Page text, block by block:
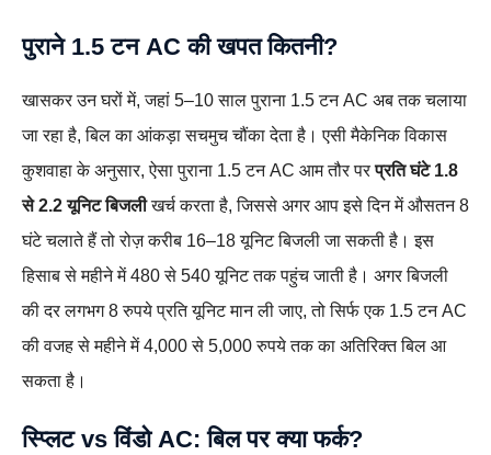
पुराने 1.5 टन AC की खपत कितनी?
खासकर उन घरों में, जहां 5–10 साल पुराना 1.5 टन AC अब तक चलाया
जा रहा है, बिल का आंकड़ा सचमुच चौंका देता है। एसी मैकेनिक विकास
कुशवाहा के अनुसार, ऐसा पुराना 1.5 टन AC आम तौर परप्रति घंटे 1.8
से 2.2 यूनिट बिजलीखर्च करता है, जिससे अगर आप इसे दिन में औसतन 8
घंटे चलाते हैं तो रोज़ करीब 16–18 यूनिट बिजली जा सकती है। इस
हिसाब से महीने में 480 से 540 यूनिट तक पहुंच जाती है। अगर बिजली
की दर लगभग 8 रुपये प्रति यूनिट मान ली जाए, तो सिर्फ एक 1.5 टन AC
की वजह से महीने में 4,000 से 5,000 रुपये तक का अतिरिक्त बिल आ
सकता है।
स्प्लिट vs विंडो AC: बिल पर क्या फर्क?